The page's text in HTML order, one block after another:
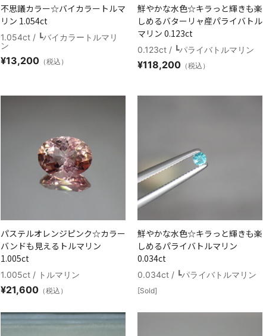
不思議カラー☆バイカラートルマ
リン 1.054ct
1.054ct / ┗バイカラートルマリ
ン
¥13,200 （税込）
鮮やかな水色☆キラっと輝きも楽
しめるバターリャ産パライバトル
マリン 0.123ct
0.123ct / ┗パライバトルマリン
¥118,200 （税込）
パステルオレンジピンク☆カラー
バンドも見えるトルマリン
1.005ct
1.005ct / トルマリン
¥21,600 （税込）
鮮やかな水色☆キラっと輝きも楽
しめるパライバトルマリン
0.034ct
0.034ct / ┗パライバトルマリン
[Sold]